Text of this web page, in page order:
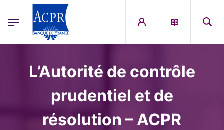
ACPR Menu Principal (French)
Image
L’Autorité de contrôle
prudentiel et de
résolution – ACPR